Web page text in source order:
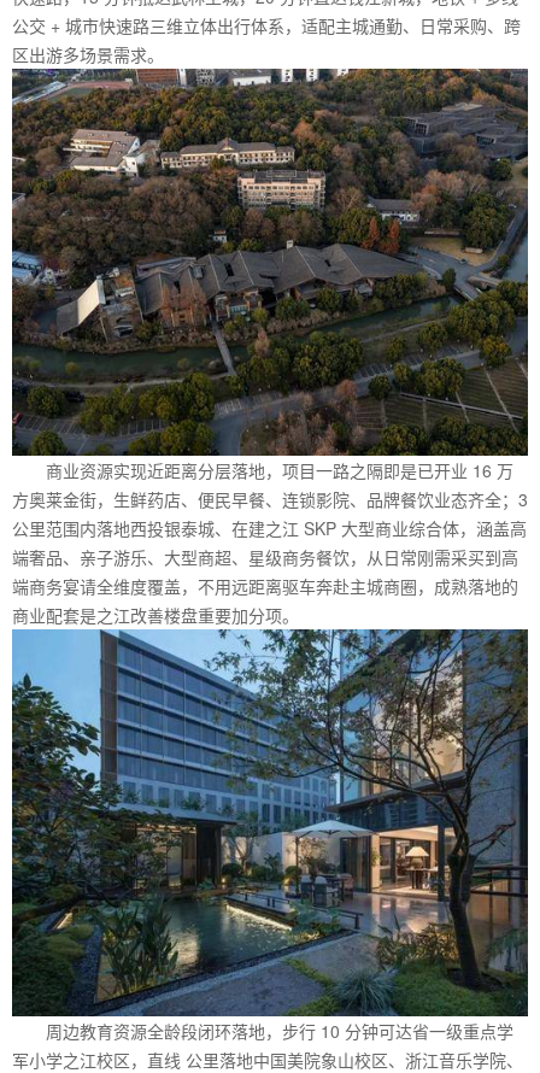
公交 + 城市快速路三维立体出行体系，适配主城通勤、日常采购、跨
区出游多场景需求。
商业资源实现近距离分层落地，项目一路之隔即是已开业 16 万
方奥莱金街，生鲜药店、便民早餐、连锁影院、品牌餐饮业态齐全；3
公里范围内落地西投银泰城、在建之江 SKP 大型商业综合体，涵盖高
端奢品、亲子游乐、大型商超、星级商务餐饮，从日常刚需采买到高
端商务宴请全维度覆盖，不用远距离驱车奔赴主城商圈，成熟落地的
商业配套是之江改善楼盘重要加分项。
周边教育资源全龄段闭环落地，步行 10 分钟可达省一级重点学
军小学之江校区，直线 公里落地中国美院象山校区、浙江音乐学院、